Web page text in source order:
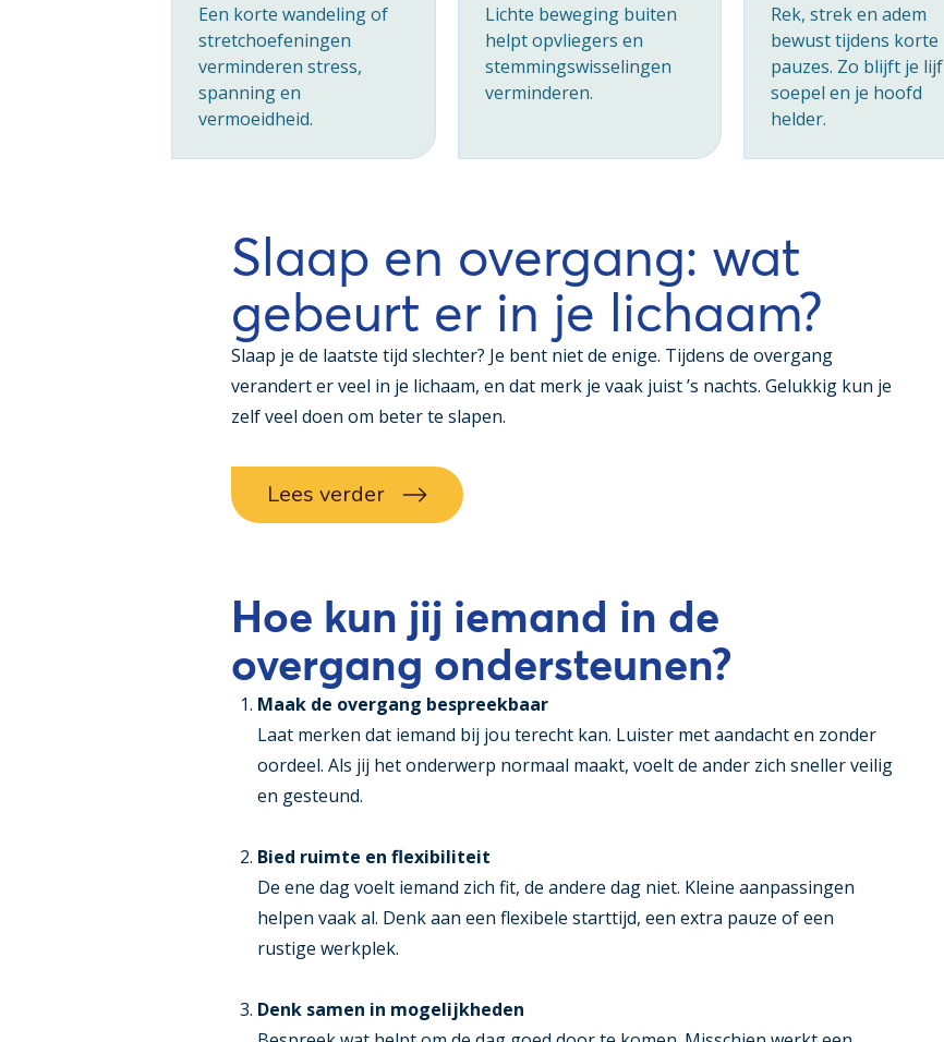
Een korte wandeling of
stretchoefeningen
verminderen stress,
spanning en
vermoeidheid.
Lichte beweging buiten
helpt opvliegers en
stemmingswisselingen
verminderen.
Rek, strek en adem
bewust tijdens korte
pauzes. Zo blijft je lijf
soepel en je hoofd
helder.
Slaap en overgang: wat
gebeurt er in je lichaam?
Slaap je de laatste tijd slechter? Je bent niet de enige. Tijdens de overgang
verandert er veel in je lichaam, en dat merk je vaak juist ’s nachts. Gelukkig kun je
zelf veel doen om beter te slapen.
Lees verder
Hoe kun jij iemand in de
overgang ondersteunen?
Maak de overgang bespreekbaar
Laat merken dat iemand bij jou terecht kan. Luister met aandacht en zonder
oordeel. Als jij het onderwerp normaal maakt, voelt de ander zich sneller veilig
en gesteund.
Bied ruimte en flexibiliteit
De ene dag voelt iemand zich fit, de andere dag niet. Kleine aanpassingen
helpen vaak al. Denk aan een flexibele starttijd, een extra pauze of een
rustige werkplek.
Denk samen in mogelijkheden